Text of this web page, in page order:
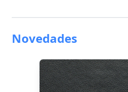
Novedades